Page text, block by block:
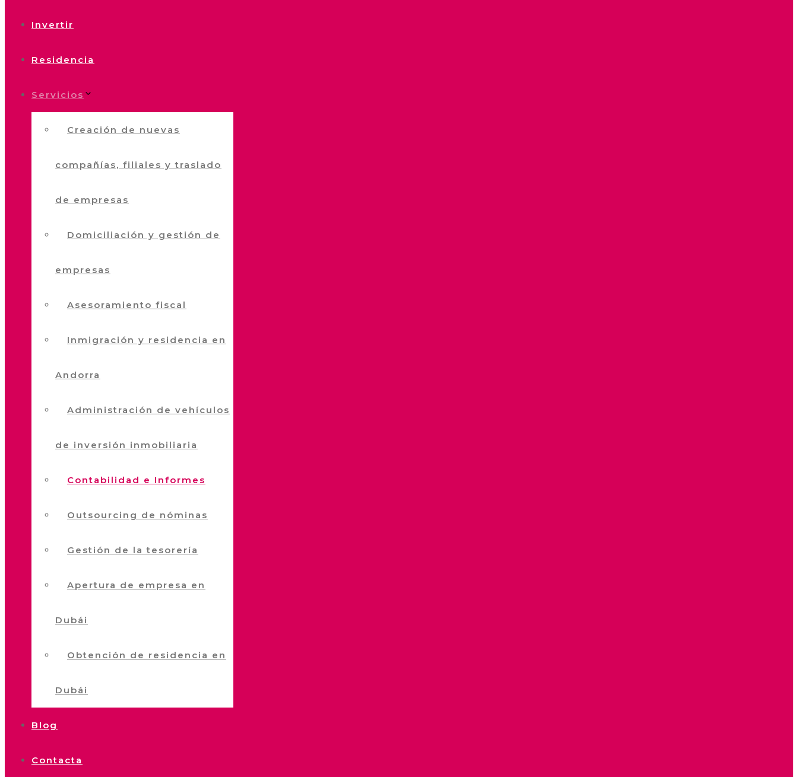
Invertir
Residencia
Servicios
Creación de nuevas
compañías, filiales y traslado
de empresas
Domiciliación y gestión de
empresas
Asesoramiento fiscal
Inmigración y residencia en
Andorra
Administración de vehículos
de inversión inmobiliaria
Contabilidad e Informes
Outsourcing de nóminas
Gestión de la tesorería
Apertura de empresa en
Dubái
Obtención de residencia en
Dubái
Blog
Contacta